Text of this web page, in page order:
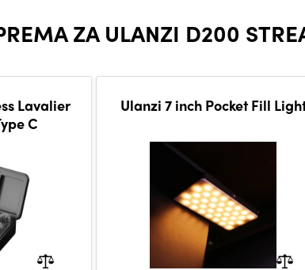
ZA ULANZI D200
Lavalier
C
Ulanzi 7 inch Pocket Fill